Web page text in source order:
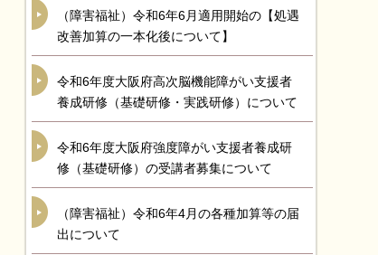
（障害福祉）令和6年6月適用開始の【処遇
改善加算の一本化後について】
令和6年度大阪府高次脳機能障がい支援者
養成研修（基礎研修・実践研修）について
令和6年度大阪府強度障がい支援者養成研
修（基礎研修）の受講者募集について
（障害福祉）令和6年4月の各種加算等の届
出について